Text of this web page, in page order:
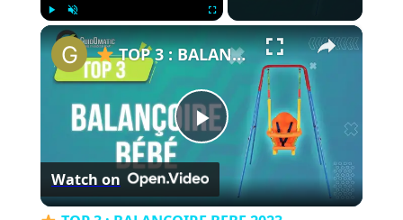
Play ×
Play
Video
TOP 3 : BALANÇOIRE BEBE 2023
Watch on